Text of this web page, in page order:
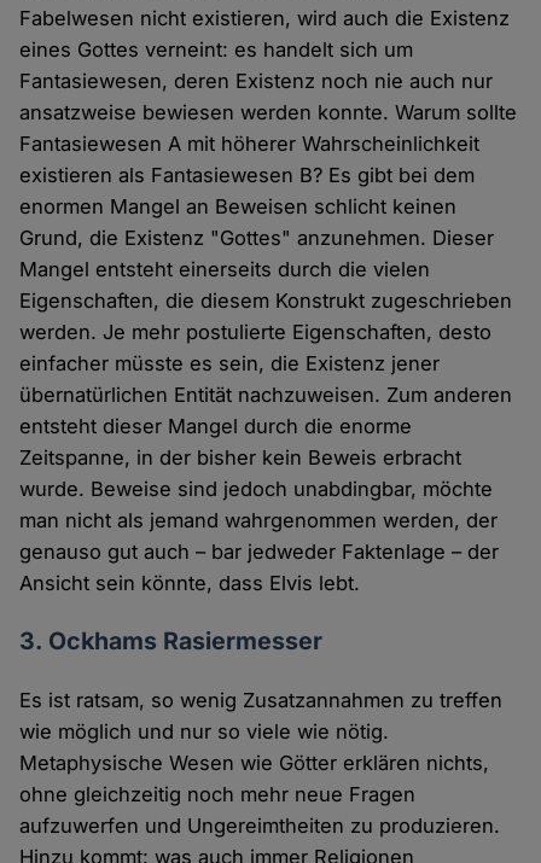
Fabelwesen nicht existieren, wird auch die Existenz
eines Gottes verneint: es handelt sich um
Fantasiewesen, deren Existenz noch nie auch nur
ansatzweise bewiesen werden konnte. Warum sollte
Fantasiewesen A mit höherer Wahrscheinlichkeit
existieren als Fantasiewesen B? Es gibt bei dem
enormen Mangel an Beweisen schlicht keinen
Grund, die Existenz "Gottes" anzunehmen. Dieser
Mangel entsteht einerseits durch die vielen
Eigenschaften, die diesem Konstrukt zugeschrieben
werden. Je mehr postulierte Eigenschaften, desto
einfacher müsste es sein, die Existenz jener
übernatürlichen Entität nachzuweisen. Zum anderen
entsteht dieser Mangel durch die enorme
Zeitspanne, in der bisher kein Beweis erbracht
wurde. Beweise sind jedoch unabdingbar, möchte
man nicht als jemand wahrgenommen werden, der
genauso gut auch – bar jedweder Faktenlage – der
Ansicht sein könnte, dass Elvis lebt.
3. Ockhams Rasiermesser
Es ist ratsam, so wenig Zusatzannahmen zu treffen
wie möglich und nur so viele wie nötig.
Metaphysische Wesen wie Götter erklären nichts,
ohne gleichzeitig noch mehr neue Fragen
aufzuwerfen und Ungereimtheiten zu produzieren.
Hinzu kommt: was auch immer Religionen